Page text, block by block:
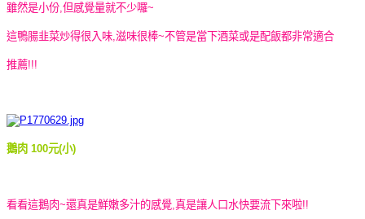
雖然是小份,但感覺量就不少囉~
這鴨腸韭菜炒得很入味,滋味很棒~不管是當下酒菜或是配飯都非常適合
推薦!!!
鵝肉 100元(小)
看看這鵝肉~還真是鮮嫩多汁的感覺,真是讓人口水快要流下來啦!!